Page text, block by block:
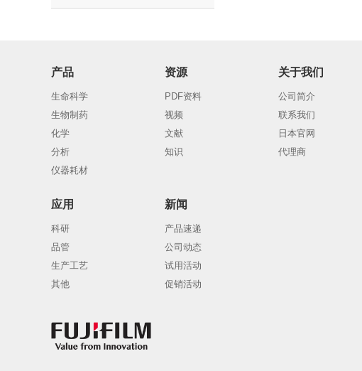
产品
生命科学
生物制药
化学
分析
仪器耗材
资源
PDF资料
视频
文献
知识
关于我们
公司简介
联系我们
日本官网
代理商
应用
科研
品管
生产工艺
其他
新闻
产品速递
公司动态
试用活动
促销活动